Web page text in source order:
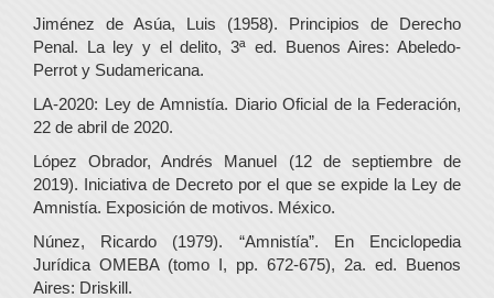
Jiménez de Asúa, Luis (1958). Principios de Derecho
Penal. La ley y el delito, 3ª ed. Buenos Aires: Abeledo-
Perrot y Sudamericana.
LA-2020: Ley de Amnistía. Diario Oficial de la Federación,
22 de abril de 2020.
López Obrador, Andrés Manuel (12 de septiembre de
2019). Iniciativa de Decreto por el que se expide la Ley de
Amnistía. Exposición de motivos. México.
Núnez, Ricardo (1979). “Amnistía”. En Enciclopedia
Jurídica OMEBA (tomo I, pp. 672-675), 2a. ed. Buenos
Aires: Driskill.